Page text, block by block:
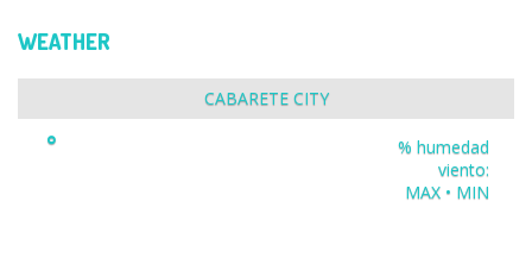
WEATHER
CABARETE CITY
°
% humedad
viento:
MAX • MIN